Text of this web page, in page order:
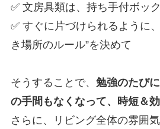
✅ 文房具類は、持ち手付ボッ
✅ すぐに片づけられるように
き場所のルール”を決めて
そうすることで、 勉強のたび
の手間もなくなって、時短＆効
さらに、リビング全体の雰囲